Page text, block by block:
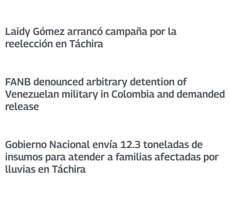
Laidy Gómez arrancó campaña por la
reelección en Táchira
FANB denounced arbitrary detention of
Venezuelan military in Colombia and demanded
release
Gobierno Nacional envía 12.3 toneladas de
insumos para atender a familias afectadas por
lluvias en Táchira